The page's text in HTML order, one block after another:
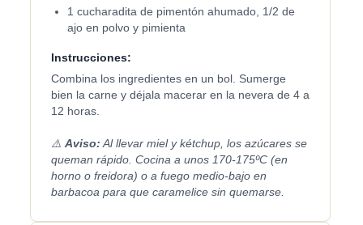
1 cucharadita de pimentón ahumado, 1/2 de
ajo en polvo y pimienta
Instrucciones:
Combina los ingredientes en un bol. Sumerge
bien la carne y déjala macerar en la nevera de 4 a
12 horas.
⚠️ Aviso: Al llevar miel y kétchup, los azúcares se
queman rápido. Cocina a unos 170-175ºC (en
horno o freidora) o a fuego medio-bajo en
barbacoa para que caramelice sin quemarse.